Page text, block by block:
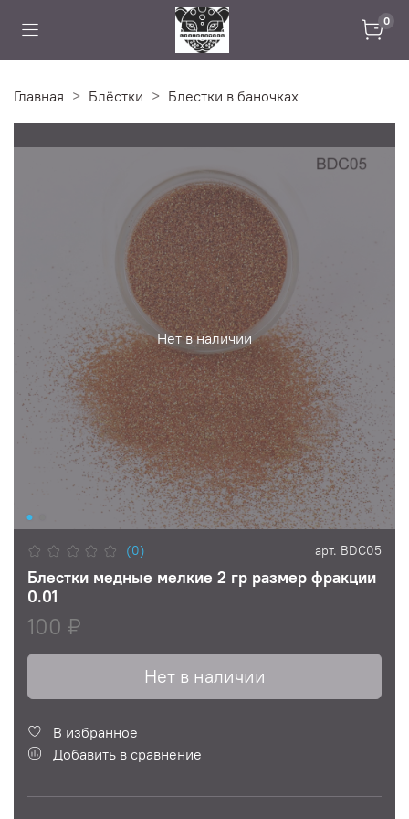
0
Главная Блёстки Блестки в баночках
Нет в наличии
(0) арт. BDC05
Блестки медные мелкие 2 гр размер фракции
0.01
100 ₽
Нет в наличии
В избранное
Добавить в сравнение